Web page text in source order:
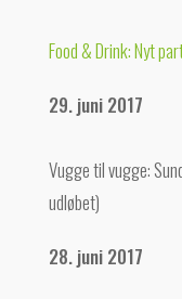
Food & Drink: Nyt
29. juni 2017
Vugge til vugge:
udløbet)
28. juni 2017